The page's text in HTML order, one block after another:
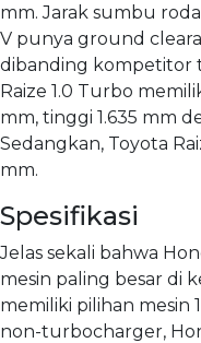
mm. Jarak sumbu
V punya ground
dibanding kompetitor
Raize 1.0 Turbo
mm, tinggi 1.635 mm
Sedangkan, Toyota
mm.
Spesifikasi
Jelas sekali bahwa
mesin paling besar di
memiliki pilihan mesin
non-turbocharger,